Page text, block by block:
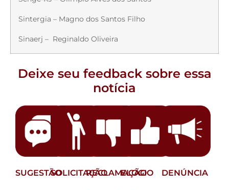
Sintergia – Magno dos Santos Filho
Sinaerj – Reginaldo Oliveira
Deixe seu feedback sobre essa
notícia
SUGESTÃOSOLICITAÇÃORECLAMAÇÃO
ELOGIO DENÚNCIA